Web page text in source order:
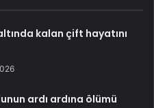
kalan çift hayatını
ardı ardına ölümü